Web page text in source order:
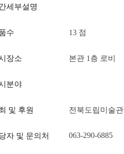
세부설명
수 13 점
장소 본관 1층 로비
분야
및 후원 전북도립미술관
자 및 문의처 063-290-6885